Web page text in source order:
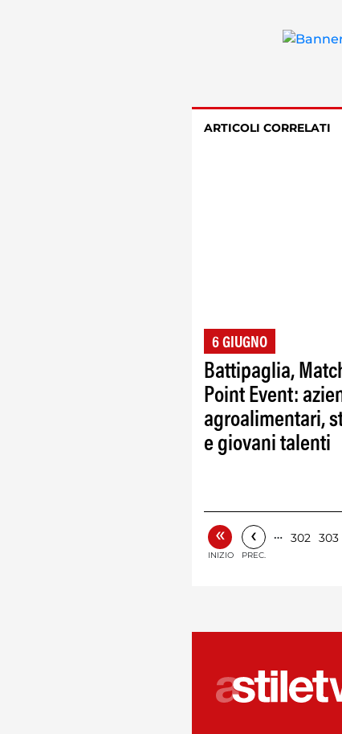
ARTICOLI CORRELATI
6 GIUGNO
Battipaglia,
Point Event:
agroalimentari,
e giovani talenti
«
INIZIO
‹
PREC.
… 302 303